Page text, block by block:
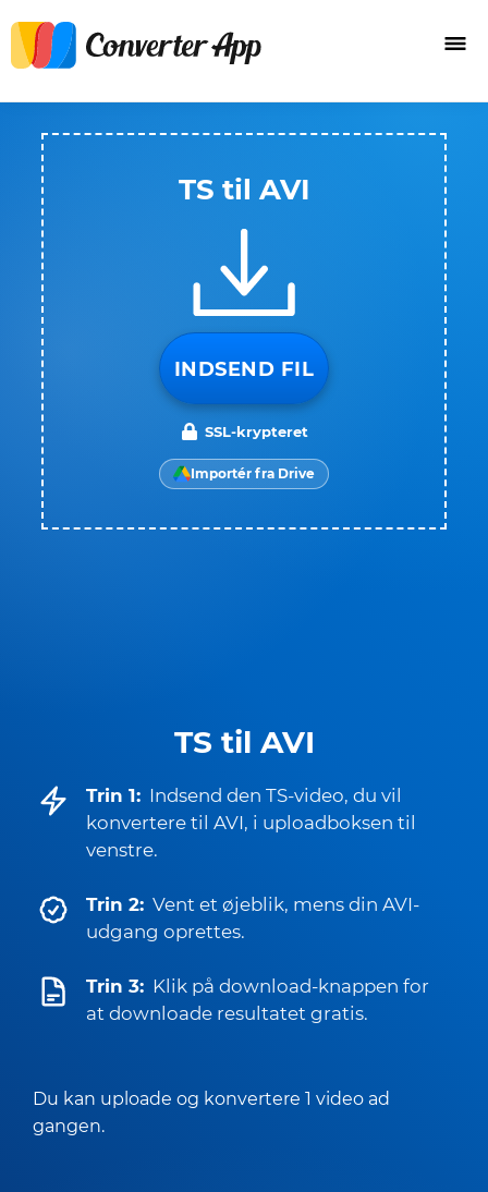
TS til AVI
Trin 1: Indsend den TS-video, du vil
konvertere til AVI, i uploadboksen til
venstre.
Trin 2: Vent et øjeblik, mens din AVI-
udgang oprettes.
Trin 3: Klik på download-knappen for
at downloade resultatet gratis.
Du kan uploade og konvertere 1 video ad
gangen.
TS til AVI
INDSEND FIL
SSL-krypteret
Importér fra Drive